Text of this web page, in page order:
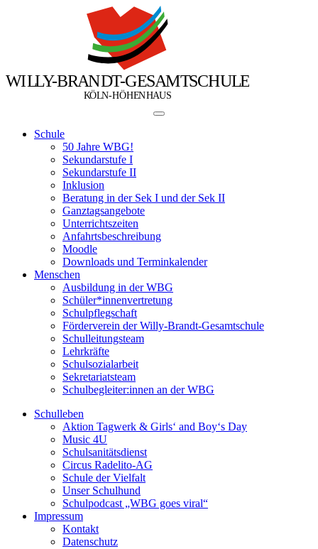
WILLY-BRANDT-GESAMTSCHULE
KÖLN-HÖHENHAUS
Schule
50 Jahre WBG!
Sekundarstufe I
Sekundarstufe II
Inklusion
Beratung in der Sek I und der Sek II
Ganztagsangebote
Unterrichtszeiten
Anfahrtsbeschreibung
Moodle
Downloads und Terminkalender
Menschen
Ausbildung in der WBG
Schüler*innenvertretung
Schulpflegschaft
Förderverein der Willy-Brandt-Gesamtschule
Schulleitungsteam
Lehrkräfte
Schulsozialarbeit
Sekretariatsteam
Schulbegleiter:innen an der WBG
Schulleben
Aktion Tagwerk & Girls‘ and Boy‘s Day
Music 4U
Schulsanitätsdienst
Circus Radelito-AG
Schule der Vielfalt
Unser Schulhund
Schulpodcast „WBG goes viral“
Impressum
Kontakt
Datenschutz